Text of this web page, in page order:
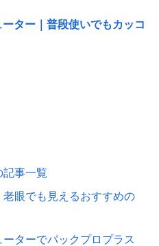
ター｜普段使いでもカッコ
記事一覧
眼でも見えるおすすめの
ターでパックプロプラス